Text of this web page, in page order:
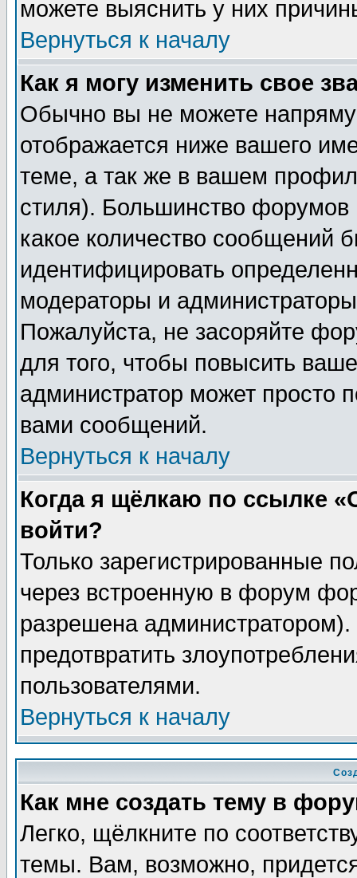
можете выяснить у них
Вернуться к началу
Как я могу изменить свое
Обычно вы не можете
отображается ниже вашего
теме, а так же в вашем
стиля). Большинство форумов
какое количество сообщений
идентифицировать
модераторы и
Пожалуйста, не засоряйте
для того, чтобы повысить
администратор может просто
вами сообщений.
Вернуться к началу
Когда я щёлкаю по ссылке
войти?
Только зарегистрированные
через встроенную в форум
разрешена
предотвратить
пользователями.
Вернуться к началу
Как мне создать тему в
Легко, щёлкните по
темы. Вам, возможно,